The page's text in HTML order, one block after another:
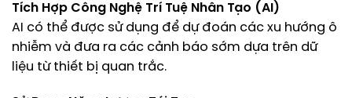
Tích Hợp Công Nghệ Trí Tuệ Nhân Tạo (AI)
AI có thể được sử dụng để dự đoán các xu hướng ô
nhiễm và đưa ra các cảnh báo sớm dựa trên dữ
liệu từ thiết bị quan trắc.